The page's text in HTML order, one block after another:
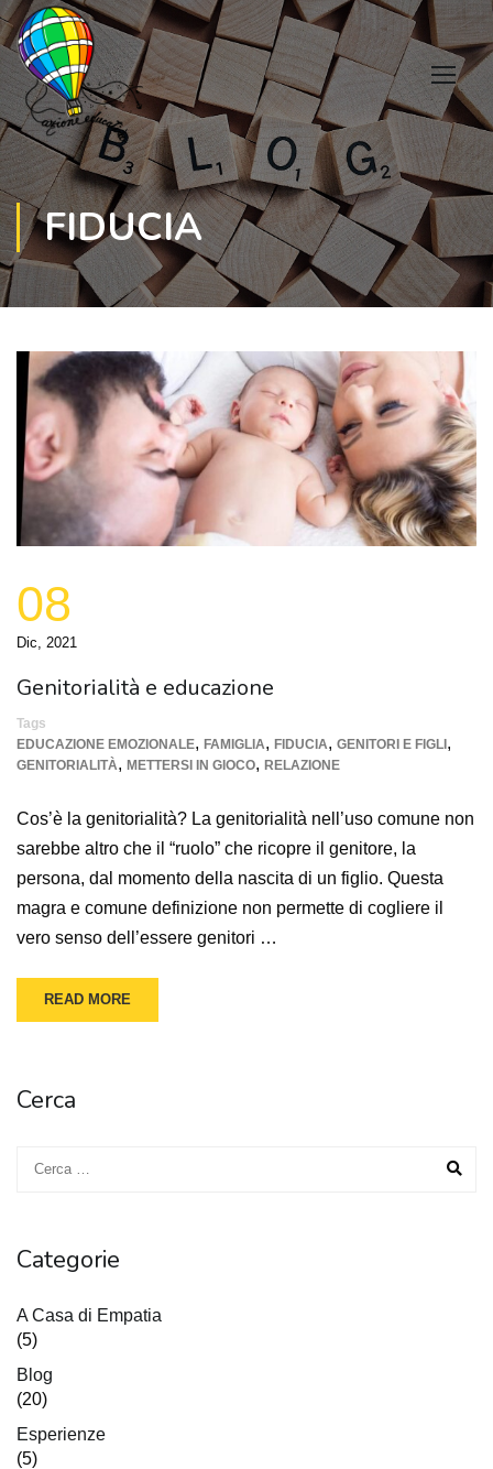
FIDUCIA
08
Dic, 2021
Genitorialità e educazione
Tags
EDUCAZIONE EMOZIONALE, FAMIGLIA, FIDUCIA, GENITORI E FIGLI ,
GENITORIALITÀ, METTERSI IN GIOCO, RELAZIONE
Cos’è la genitorialità? La genitorialità nell’uso comune non
sarebbe altro che il “ruolo” che ricopre il genitore, la
persona, dal momento della nascita di un figlio. Questa
magra e comune definizione non permette di cogliere il
vero senso dell’essere genitori …
READ MORE
Cerca
Categorie
A Casa di Empatia
(5)
Blog
(20)
Esperienze
(5)